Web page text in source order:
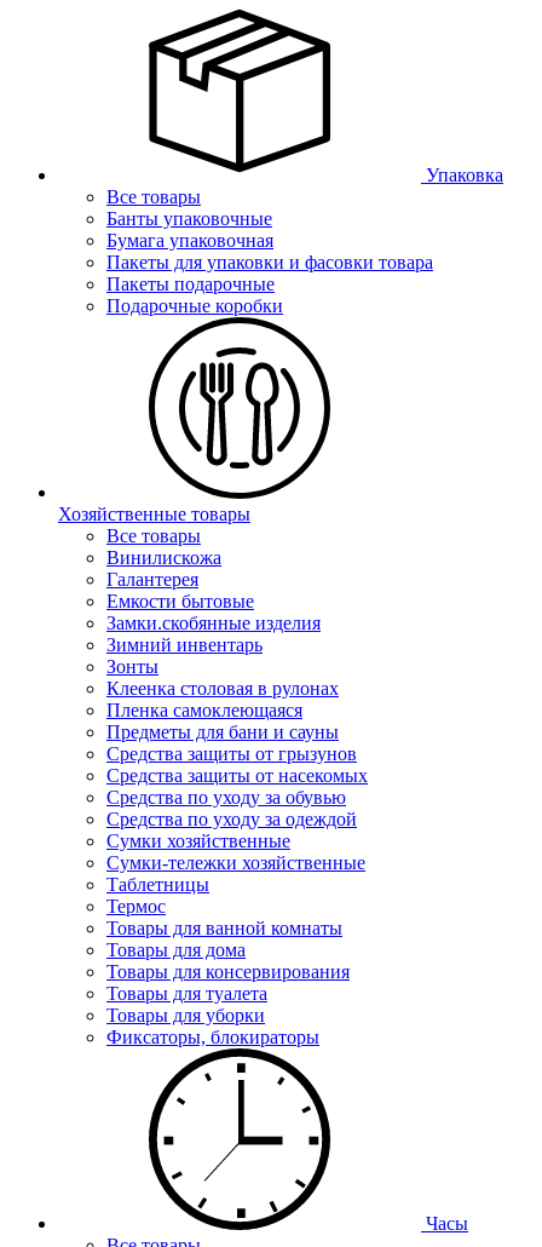
Упаковка
Все товары
Банты упаковочные
Бумага упаковочная
Пакеты для упаковки и фасовки товара
Пакеты подарочные
Подарочные коробки
Хозяйственные товары
Все товары
Винилискожа
Галантерея
Емкости бытовые
Замки.скобянные изделия
Зимний инвентарь
Зонты
Клеенка столовая в рулонах
Пленка самоклеющаяся
Предметы для бани и сауны
Средства защиты от грызунов
Средства защиты от насекомых
Средства по уходу за обувью
Средства по уходу за одеждой
Сумки хозяйственные
Сумки-тележки хозяйственные
Таблетницы
Термос
Товары для ванной комнаты
Товары для дома
Товары для консервирования
Товары для туалета
Товары для уборки
Фиксаторы, блокираторы
Часы